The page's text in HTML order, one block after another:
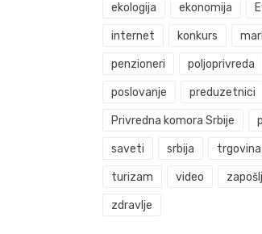
ekologija ekonomija
internet konkurs
penzioneri poljoprivreda
poslovanje preduzetnici
Privredna komora Srbije
saveti srbija
turizam video
zdravlje